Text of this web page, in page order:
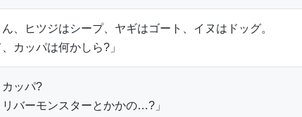
ん、ヒツジはシープ、ヤギはゴート、イヌはドッグ。
カッパは何かしら?」
カッパ?
バーモンスターとかかの…?」